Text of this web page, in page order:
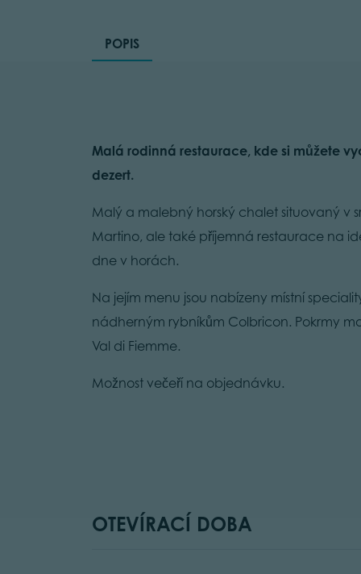
POPIS
Malá rodinná restaurace, kde si můžete
dezert.
Malý a malebný horský chalet situovaný v
Martino, ale také příjemná restaurace na
dne v horách.
Na jejím menu jsou nabízeny místní
nádherným rybníkům Colbricon. Pokrmy
Val di Fiemme.
Možnost večeří na objednávku.
OTEVÍRACÍ DOBA